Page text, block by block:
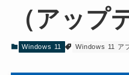
（アップ
Windows 11 Windows 11 ア